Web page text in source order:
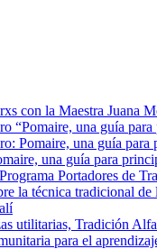
con la Maestra Juana
“Pomaire, una guía
Pomaire, una guía
una guía para
Portadores de
la técnica tradicional
utilitarias, Tradición
para el